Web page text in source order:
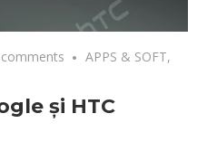
APPS & SOFT,
și HTC